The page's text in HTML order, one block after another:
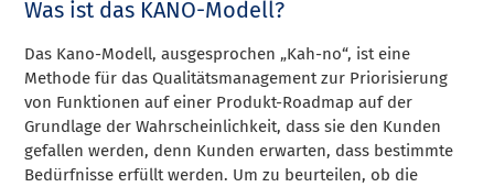
Was ist das KANO-Modell?
Das Kano-Modell, ausgesprochen „Kah-no“, ist eine
Methode für das Qualitätsmanagement zur Priorisierung
von Funktionen auf einer Produkt-Roadmap auf der
Grundlage der Wahrscheinlichkeit, dass sie den Kunden
gefallen werden, denn Kunden erwarten, dass bestimmte
Bedürfnisse erfüllt werden. Um zu beurteilen, ob die